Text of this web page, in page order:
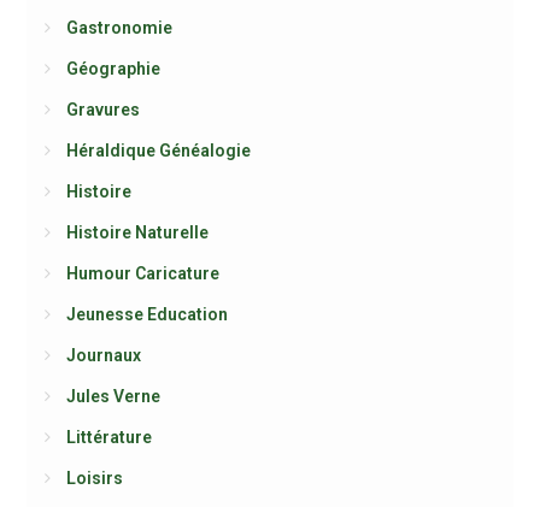
Gastronomie
Géographie
Gravures
Héraldique Généalogie
Histoire
Histoire Naturelle
Humour Caricature
Jeunesse Education
Journaux
Jules Verne
Littérature
Loisirs